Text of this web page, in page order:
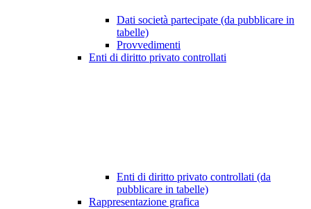
Dati società partecipate (da pubblicare in
tabelle)
Provvedimenti
Enti di diritto privato controllati
Enti di diritto privato controllati (da
pubblicare in tabelle)
Rappresentazione grafica